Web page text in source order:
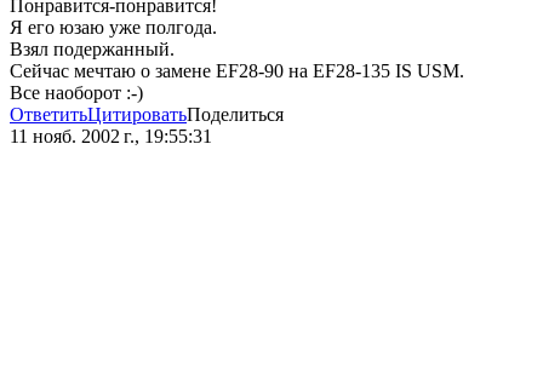
Понравится-понравится!
Я его юзаю уже полгода.
Взял подержанный.
Сейчас мечтаю о замене EF28-90 на EF28-135 IS USM.
Все наоборот :-)
ОтветитьЦитироватьПоделиться
11 нояб. 2002 г., 19:55:31